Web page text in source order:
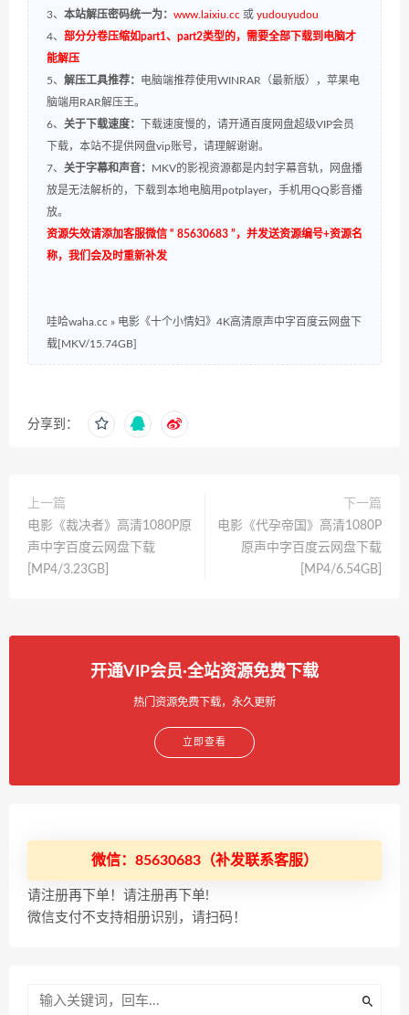
3、 本站解压密码统一为： www.laixiu.cc 或 yudouyudou
4、 部分分卷压缩如part1、part2类型的，需要全部下载到电脑才
能解压
5、 解压工具推荐： 电脑端推荐使用WINRAR（最新版），苹果电
脑端用RAR解压王。
6、 关于下载速度：
下载速度慢的，请开通百度网盘超级VIP会员
下载，本站不提供网盘vip账号，请理解谢谢。
7、 关于字幕和声音：
MKV的影视资源都是内封字幕音轨，网盘播
放是无法解析的，下载到本地电脑用potplayer，手机用QQ影音播
放。
资源失效请添加客服微信 “ 85630683 ”，并发送资源编号+资源名
称，我们会及时重新补发
哇哈waha.cc » 电影《十个小情妇》4K高清原声中字百度云网盘下
载[MKV/15.74GB]
分享到：
上一篇
电影《裁决者》高清1080P原
声中字百度云网盘下载
[MP4/3.23GB]
下一篇
电影《代孕帝国》高清1080P
原声中字百度云网盘下载
[MP4/6.54GB]
开通VIP会员·全站资源免费下载
热门资源免费下载，永久更新
立即查看
微信：85630683（补发联系客服）
请注册再下单！请注册再下单!
微信支付不支持相册识别，请扫码！